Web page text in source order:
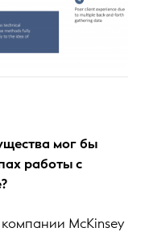
мог бы
работы с
McKinsey